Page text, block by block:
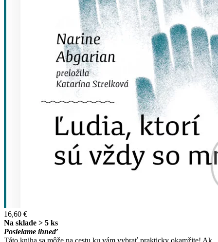
16,60 €
Na sklade > 5 ks
Posielame ihneď
Táto kniha sa môže na cestu ku vám vybrať prakticky okamžite! Ak